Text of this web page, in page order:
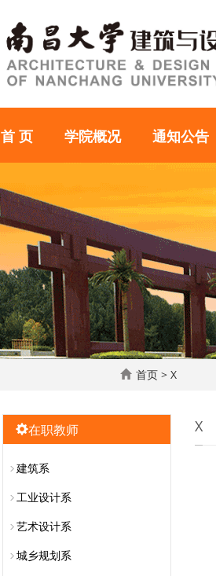
首 页 学院概况 通知公告
首页 > X
X
在职教师
建筑系
工业设计系
艺术设计系
城乡规划系